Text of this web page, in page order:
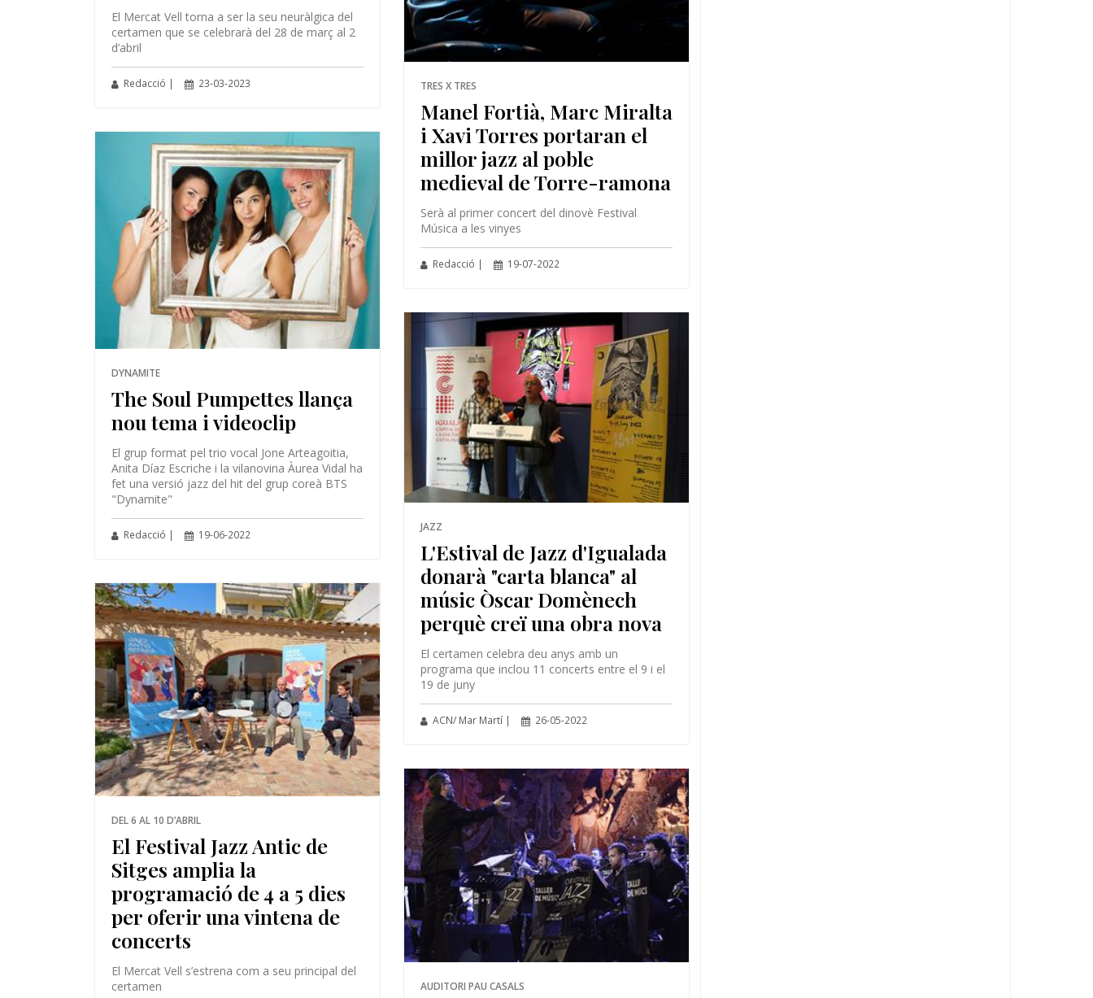
El Mercat Vell torna a ser la seu neuràlgica del
certamen que se celebrarà del 28 de març al 2
d’abril
Redacció | 23-03-2023 TRES X TRES
Manel Fortià, Marc Miralta
i Xavi Torres portaran el
millor jazz al poble
medieval de Torre-ramona
Serà al primer concert del dinovè Festival
Música a les vinyes
Redacció | 19-07-2022
DYNAMITE
The Soul Pumpettes llança
nou tema i videoclip
El grup format pel trio vocal Jone Arteagoitia,
Anita Díaz Escriche i la vilanovina Àurea Vidal ha
fet una versió jazz del hit del grup coreà BTS
"Dynamite"
Redacció | 19-06-2022
JAZZ
L'Estival de Jazz d'Igualada
donarà "carta blanca" al
músic Òscar Domènech
perquè creï una obra nova
El certamen celebra deu anys amb un
programa que inclou 11 concerts entre el 9 i el
19 de juny
ACN/ Mar Martí | 26-05-2022
DEL 6 AL 10 D’ABRIL
El Festival Jazz Antic de
Sitges amplia la
programació de 4 a 5 dies
per oferir una vintena de
concerts
El Mercat Vell s’estrena com a seu principal del
certamen
AUDITORI PAU CASALS